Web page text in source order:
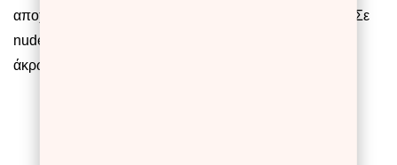
αποχρώσεις που ταιριάζουν με το πνεύμα της εποχής. Σε
nude - καφέ τόνους θα σου χαρίσουν ενυδατωμένα και
άκρως εντυπωσιακά χείλη.